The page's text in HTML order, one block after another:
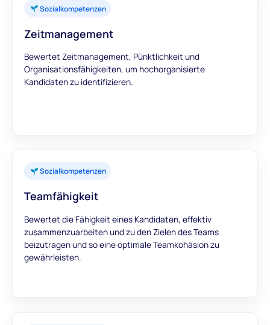
Sozialkompetenzen
Zeitmanagement
Bewertet Zeitmanagement, Pünktlichkeit und
Organisationsfähigkeiten, um hochorganisierte
Kandidaten zu identifizieren.
Sozialkompetenzen
Teamfähigkeit
Bewertet die Fähigkeit eines Kandidaten, effektiv
zusammenzuarbeiten und zu den Zielen des Teams
beizutragen und so eine optimale Teamkohäsion zu
gewährleisten.